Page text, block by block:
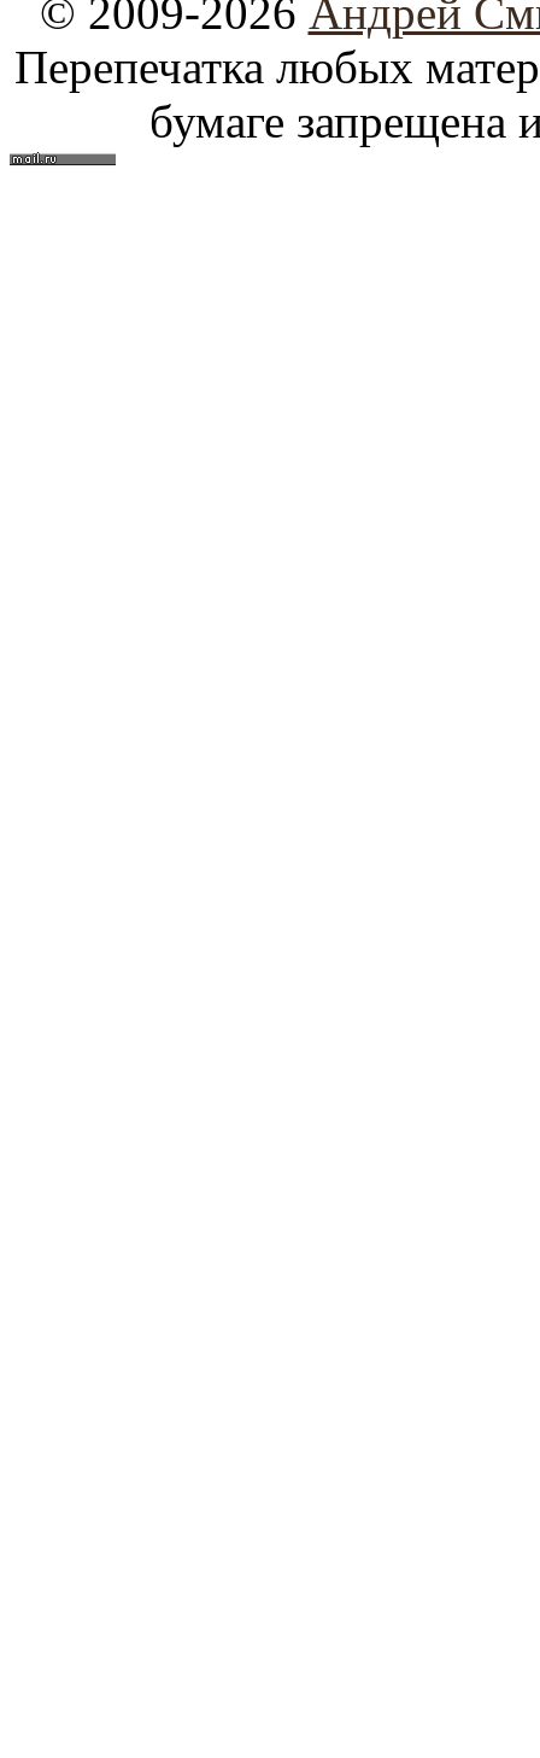
© 2009-2026 Андрей
Перепечатка любых
бумаге запрещена